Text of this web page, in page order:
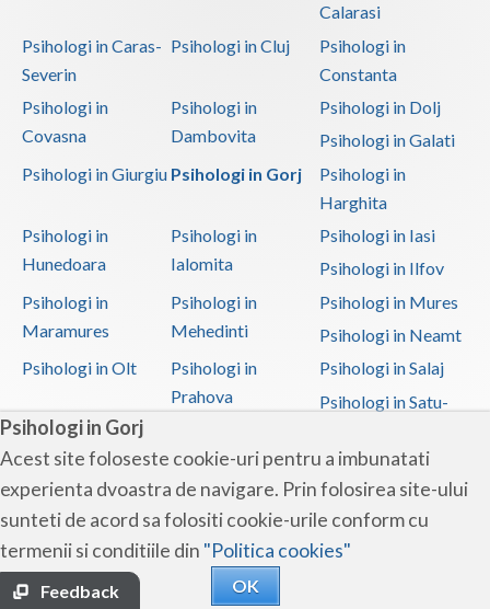
Psihologi in Gorj
Acest site foloseste cookie-uri pentru a imbunatati
experienta dvoastra de navigare. Prin folosirea site-ului
sunteti de acord sa folositi cookie-urile conform cu
termenii si conditiile din "Politica cookies"
OK
Feedback
Calarasi
Psihologi in Caras-
Severin
Psihologi in Cluj
Psihologi in
Constanta
Psihologi in
Covasna
Psihologi in
Dambovita
Psihologi in Dolj
Psihologi in Galati
Psihologi in Giurgiu Psihologi in Gorj
Psihologi in
Harghita
Psihologi in
Hunedoara
Psihologi in
Ialomita
Psihologi in Iasi
Psihologi in Ilfov
Psihologi in
Maramures
Psihologi in
Mehedinti
Psihologi in Mures
Psihologi in Neamt
Psihologi in Olt
Psihologi in
Prahova
Psihologi in Salaj
Psihologi in Satu-
Psihologi in Sibiu
Psihologi in
Suceava
Psihologi in
Teleorman
Psihologi in Timis
Psihologi in Tulcea Psihologi in Valcea
Psihologi in Vaslui
Psihologi in
Vrancea